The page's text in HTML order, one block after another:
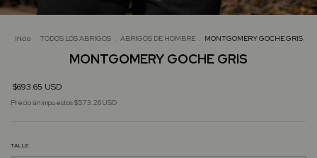
Inicio . TODOS LOS ABRIGOS . ABRIGOS DE HOMBRE . MONTGOMERY GOCHE GRIS
MONTGOMERY GOCHE GRIS
$693.65 USD
Precio sin impuestos$573.26 USD
TALLE